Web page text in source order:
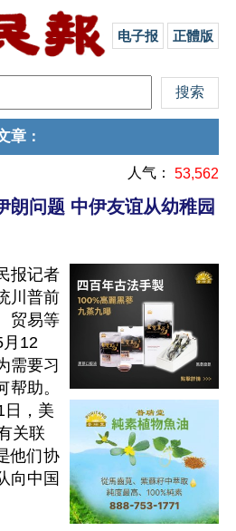
电子报 正體版
章 ：
人气： 53,562
朗问题 中伊友谊从幼稚园
报记者
川普前
贸易等
月12
需要习
帮助。
日，美
关联
他们协
向中国